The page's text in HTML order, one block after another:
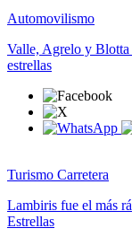
Automovilismo
Valle, Agrelo y Blotta
estrellas
Turismo Carretera
Lambiris fue el más
Estrellas